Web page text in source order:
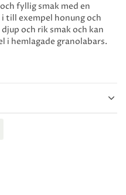
fyllig smak med en
till exempel honung och
och rik smak och kan
i hemlagade granolabars.